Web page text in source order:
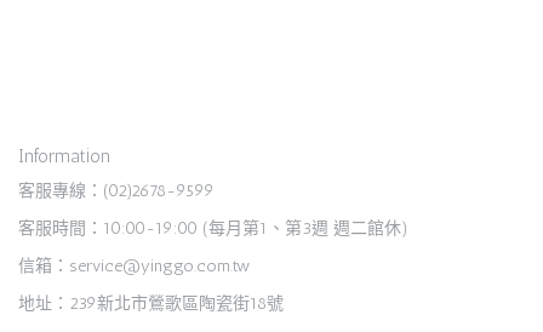
Information
客服專線：(02)2678-9599
客服時間：10:00-19:00 (每月第1、第3週 週二館休)
信箱：service@yinggo.com.tw
地址：239新北市鶯歌區陶瓷街18號